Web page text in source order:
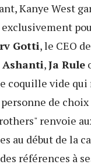
Kanye West
Gotti, le CEO de
Ashanti,Ja Rule
coquille vide qui
de choix
renvoie
au début de la
références à